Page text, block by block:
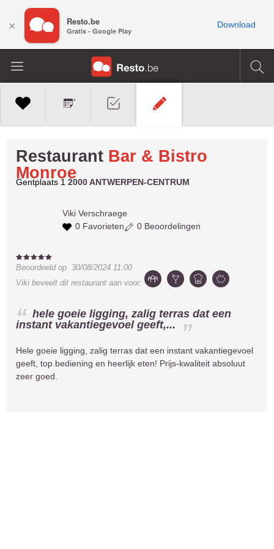
Restaurant Bar & Bistro
Monroe
Gentplaats 12000 ANTWERPEN-CENTRUM
Viki Verschraege
0 Favorieten
0 Beoordelingen
Beoordeeld op30/08/2024 11:00
Viki beveelt dit restaurant aan voor:
hele goeie ligging, zalig terras dat een
instant vakantiegevoel geeft,...
Hele goeie ligging, zalig terras dat een instant vakantiegevoel
geeft, top bediening en heerlijk eten! Prijs-kwaliteit absoluut
zeer goed.
× Resto.be
Gratis - Google Play
Download